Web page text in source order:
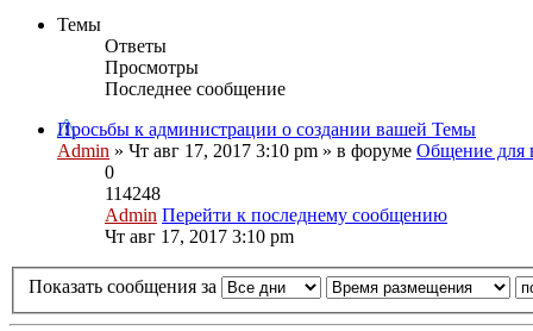
Темы
Ответы
Просмотры
Последнее сообщение
Просьбы к администрации о создании вашей Темы
Admin » Чт авг 17, 2017 3:10 pm » в форуме Общение для
0
114248
Admin Перейти к последнему сообщению
Чт авг 17, 2017 3:10 pm
Показать сообщения за